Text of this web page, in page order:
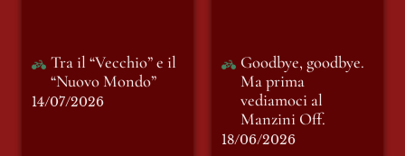
Tra il “Vecchio” e il
“Nuovo Mondo”
14/07/2026
Goodbye, goodbye.
Ma prima
vediamoci al
Manzini Off.
18/06/2026